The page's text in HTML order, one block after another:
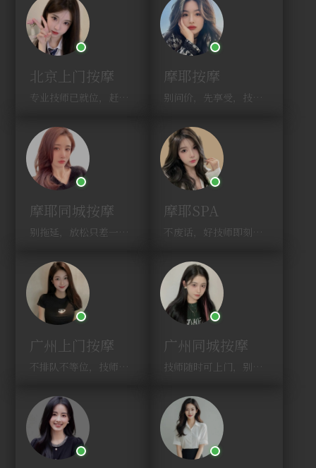
北京上门按摩
专业技师已就位，赶紧下单！
摩耶按摩
别问价，先享受，技师马上到！
摩耶同城按摩
别拖延，放松只差一次点击！
摩耶SPA
不废话，好技师即刻上门，约！
广州上门按摩
不排队不等位，技师直奔你家！
广州同城按摩
技师随时可上门，别啰嗦，赶紧约！